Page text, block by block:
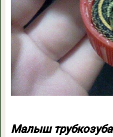
Малыш трубкозуба